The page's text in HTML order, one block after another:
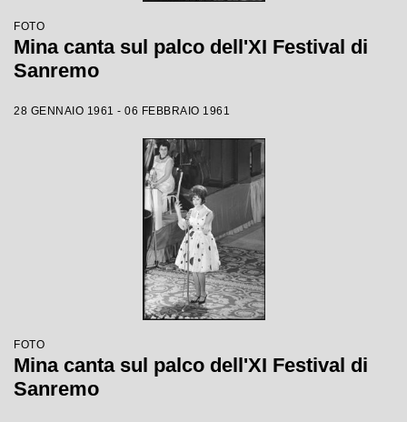
FOTO
Mina canta sul palco dell'XI Festival di
Sanremo
28 GENNAIO 1961 - 06 FEBBRAIO 1961
FOTO
Mina canta sul palco dell'XI Festival di
Sanremo